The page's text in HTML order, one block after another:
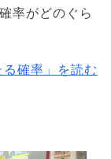
率がどのぐら
る確率」を読む